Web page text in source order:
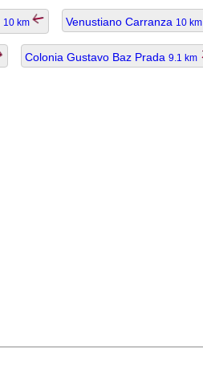
10 km Venustiano Carranza 10 km
Colonia Gustavo Baz Prada 9.1 km